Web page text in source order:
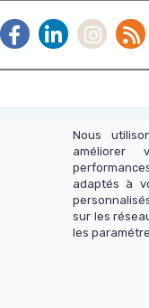
Programme
formation et
Nous
améliorer
adaptés à
sur les
les